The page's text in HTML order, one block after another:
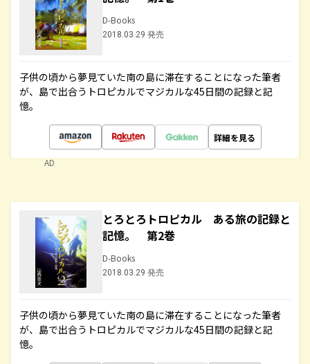
D-Books
2018.03.29 発売
子供の頃から夢見ていた南の島に滞在することになった筆者
が、島で出合うトロピカルでマジカルな45日間の記録と記
憶。
詳細を見る
AD
とろとろトロピカル ある旅の記録と
記憶。 第2巻
D-Books
2018.03.29 発売
子供の頃から夢見ていた南の島に滞在することになった筆者
が、島で出合うトロピカルでマジカルな45日間の記録と記
憶。